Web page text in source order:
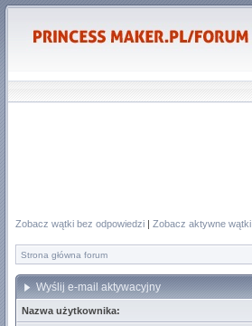
Zobacz wątki bez odpowiedzi | Zobacz aktywne wątki
Strona główna forum
Wyślij e-mail aktywacyjny
Nazwa użytkownika: